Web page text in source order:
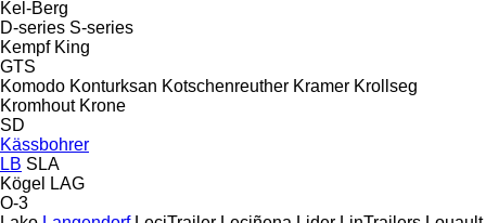
Kel-Berg
D-series S-series
Kempf King
GTS
Komodo Konturksan Kotschenreuther Kramer Krollseg
Kromhout Krone
SD
Kässbohrer
LB SLA
Kögel
LAG
O-3